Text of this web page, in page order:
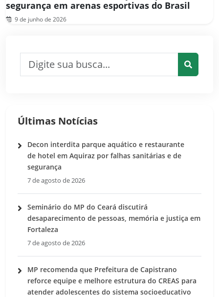
segurança em arenas esportivas do Brasil
9 de junho de 2026
Últimas Notícias
Decon interdita parque aquático e restaurante
de hotel em Aquiraz por falhas sanitárias e de
segurança
7 de agosto de 2026
Seminário do MP do Ceará discutirá
desaparecimento de pessoas, memória e justiça em
Fortaleza
7 de agosto de 2026
MP recomenda que Prefeitura de Capistrano
reforce equipe e melhore estrutura do CREAS para
atender adolescentes do sistema socioeducativo